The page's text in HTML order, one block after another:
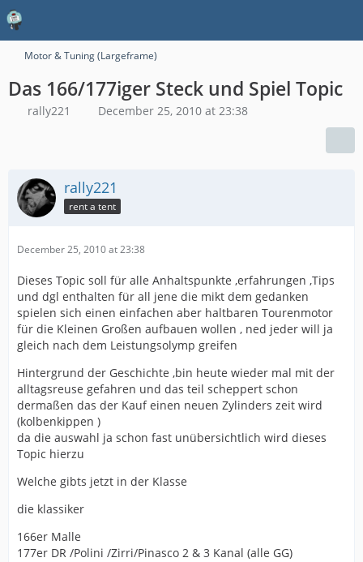
Motor & Tuning (Largeframe)
Das 166/177iger Steck und Spiel Topic
rally221 December 25, 2010 at 23:38
rally221
rent a tent
December 25, 2010 at 23:38
Dieses Topic soll für alle Anhaltspunkte ,erfahrungen ,Tips
und dgl enthalten für all jene die mikt dem gedanken
spielen sich einen einfachen aber haltbaren Tourenmotor
für die Kleinen Großen aufbauen wollen , ned jeder will ja
gleich nach dem Leistungsolymp greifen
Hintergrund der Geschichte ,bin heute wieder mal mit der
alltagsreuse gefahren und das teil scheppert schon
dermaßen das der Kauf einen neuen Zylinders zeit wird
(kolbenkippen )
da die auswahl ja schon fast unübersichtlich wird dieses
Topic hierzu
Welche gibts jetzt in der Klasse
die klassiker
166er Malle
177er DR /Polini /Zirri/Pinasco 2 & 3 Kanal (alle GG)